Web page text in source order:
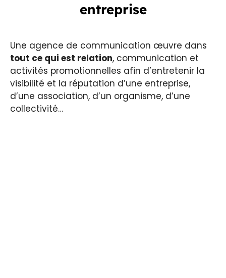
entreprise
Une agence de communication œuvre dans
tout ce qui est relation, communication et
activités promotionnelles afin d’entretenir la
visibilité et la réputation d’une entreprise,
d’une association, d’un organisme, d’une
collectivité…